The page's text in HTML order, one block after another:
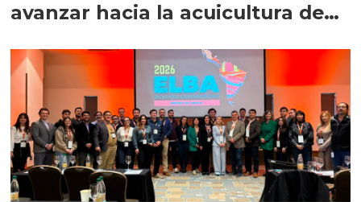
avanzar hacia la acuicultura de